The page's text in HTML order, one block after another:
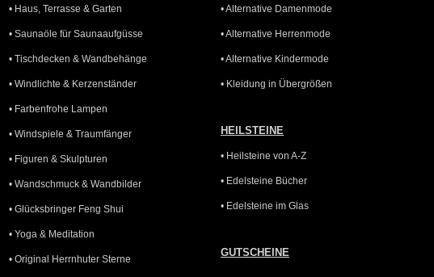
• Haus, Terrasse & Garten
• Saunaöle für Saunaaufgüsse
• Tischdecken & Wandbehänge
• Windlichte & Kerzenständer
• Farbenfrohe Lampen
• Windspiele & Traumfänger
• Figuren & Skulpturen
• Wandschmuck & Wandbilder
• Glücksbringer Feng Shui
• Yoga & Meditation
• Original Herrnhuter Sterne
• Alternative Damenmode
• Alternative Herrenmode
• Alternative Kindermode
• Kleidung in Übergrößen
HEILSTEINE
• Heilsteine von A-Z
• Edelsteine Bücher
• Edelsteine im Glas
GUTSCHEINE